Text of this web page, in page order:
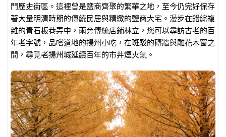
門歷史街區。這裡曾是鹽商齊聚的繁華之地，至今仍完好保存
著大量明清時期的傳統民居與精緻的鹽商大宅。漫步在錯綜複
雜的青石板巷弄中，兩旁傳統店鋪林立，您可以尋訪古老的百
年老字號，品嚐道地的揚州小吃，在斑駁的磚牆與雕花木窗之
間，尋覓老揚州城延續百年的市井煙火氣。